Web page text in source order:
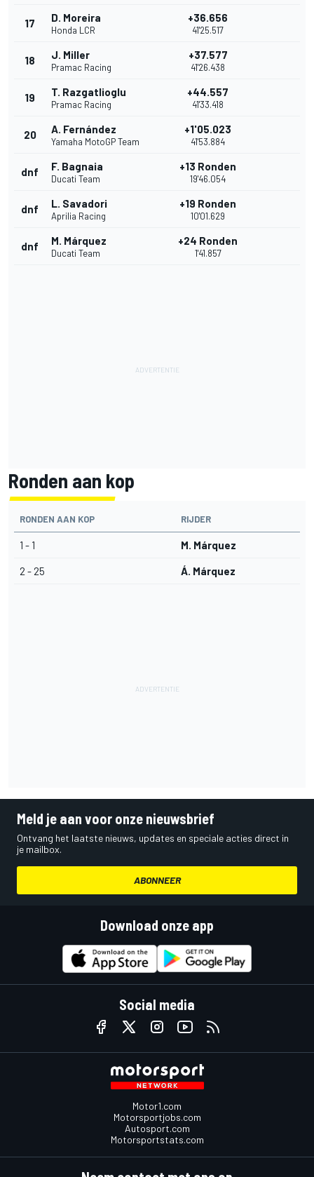
17 D. Moreira
Honda LCR
+36.656
41'25.517
18 J. Miller
Pramac Racing
+37.577
41'26.438
19 T. Razgatlioglu
Pramac Racing
+44.557
41'33.418
20 A. Fernández
Yamaha MotoGP Team
+1'05.023
41'53.884
dnf F. Bagnaia
Ducati Team
+13 Ronden
19'46.054
dnf L. Savadori
Aprilia Racing
+19 Ronden
10'01.629
dnf M. Márquez
Ducati Team
+24 Ronden
1'41.857
Ronden aan kop
RONDEN AAN KOP RIJDER
1 - 1 M. Márquez
2 - 25 Á. Márquez
Meld je aan voor onze nieuwsbrief
Ontvang het laatste nieuws, updates en speciale acties direct in
je mailbox.
ABONNEER
Download onze app
Social media
Motor1.com
Motorsportjobs.com
Autosport.com
Motorsportstats.com